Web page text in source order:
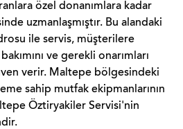
özel donanımlara kadar
uzmanlaşmıştır. Bu alandaki
ile servis, müşterilere
ve gerekli onarımları
verir. Maltepe bölgesindeki
sahip mutfak ekipmanlarının
Öztiryakiler Servisi'nin